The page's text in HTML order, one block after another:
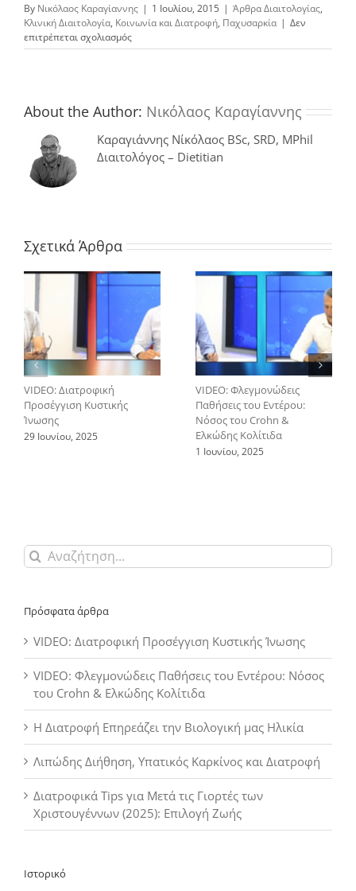
By Νικόλαος Καραγίαννης | 1 Ιουλίου, 2015 | Άρθρα Διαιτολογίας,
Κλινική Διαιτολογία, Κοινωνία και Διατροφή, Παχυσαρκία | Δεν
επιτρέπεται σχολιασμόςστο
Ο
με
παχυσαρκία
About the Author: Νικόλαος Καραγίαννης
Καραγιάννης Νίκόλαος BSc, SRD, MPhil
Διαιτολόγος – Dietitian
Σχετικά Άρθρα
VIDEO: Διατροφική
Προσέγγιση Κυστικής
Ίνωσης
29 Ιουνίου, 2025
VIDEO: Φλεγμονώδεις
Παθήσεις του Εντέρου:
Νόσος του Crohn &
Ελκώδης Κολίτιδα
1 Ιουνίου, 2025
Αναζήτηση
για:
Πρόσφατα άρθρα
VIDEO: Διατροφική Προσέγγιση Κυστικής Ίνωσης
VIDEO: Φλεγμονώδεις Παθήσεις του Εντέρου: Νόσος
του Crohn & Ελκώδης Κολίτιδα
Η Διατροφή Επηρεάζει την Βιολογική μας Ηλικία
Λιπώδης Διήθηση, Υπατικός Καρκίνος και Διατροφή
Διατροφικά Tips για Μετά τις Γιορτές των
Χριστουγέννων (2025): Επιλογή Ζωής
Ιστορικό